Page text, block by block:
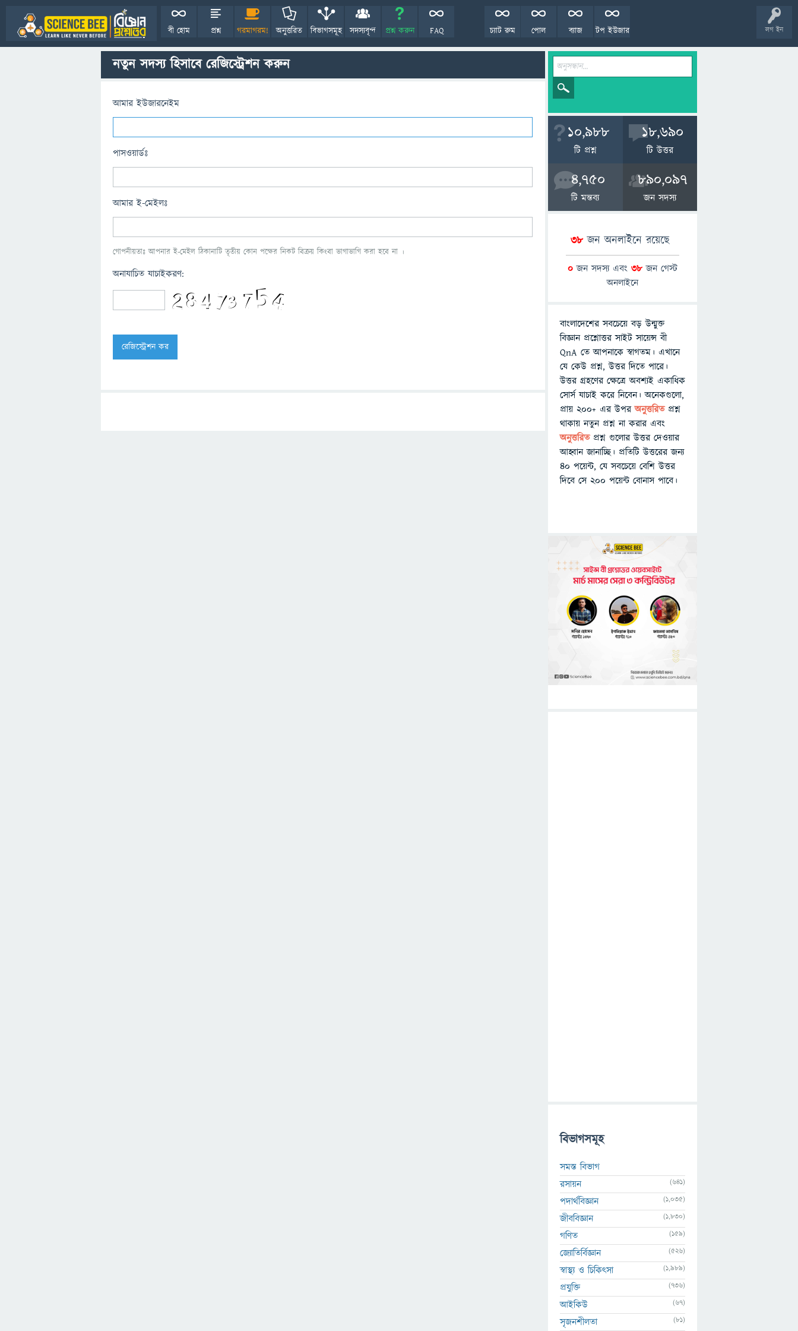
লগ ইন
বী হোম প্রশ্ন গরমাগরম! অনুত্তরিত বিভাগসমূহ সদস্যবৃন্দ প্রশ্ন করুন FAQ টপ ইউজার
ব্যাজ
পোল
চ্যাট রুম
নতুন সদস্য হিসাবে রেজিস্ট্রেশন করুন
আমার ইউজারনেইম
পাসওয়ার্ডঃ
আমার ই-মেইলঃ
গোপনীয়তাঃ আপনার ই-মেইল ঠিকানাটি তৃতীয় কোন পক্ষের নিকট বিক্রয় কিংবা ভাগাভাগি করা হবে না ।
অনাযাচিত যাচাইকরণ:
10,988
টি প্রশ্ন
18,690
টি উত্তর
4,750
টি মন্তব্য
890,097
জন সদস্য
38জন অনলাইনে রয়েছে
0 জন সদস্য এবং 38 জন গেস্ট
অনলাইনে
বাংলাদেশের সবচেয়ে বড় উন্মুক্ত
বিজ্ঞান প্রশ্নোত্তর সাইট সায়েন্স বী
QnA তে আপনাকে স্বাগতম। এখানে
যে কেউ প্রশ্ন, উত্তর দিতে পারে।
উত্তর গ্রহণের ক্ষেত্রে অবশ্যই একাধিক
সোর্স যাচাই করে নিবেন। অনেকগুলো,
প্রায় ২০০+ এর উপরঅনুত্তরিতপ্রশ্ন
থাকায় নতুন প্রশ্ন না করার এবং
অনুত্তরিত প্রশ্ন গুলোর উত্তর দেওয়ার
আহ্বান জানাচ্ছি। প্রতিটি উত্তরের জন্য
৪০ পয়েন্ট, যে সবচেয়ে বেশি উত্তর
দিবে সে ২০০ পয়েন্ট বোনাস পাবে।
বিভাগসমূহ
সমস্ত বিভাগ
রসায়ন
(641)
পদার্থবিজ্ঞান (1,035)
জীববিজ্ঞান (1,830)
গণিত (159)
জ্যোতির্বিজ্ঞান (526)
স্বাস্থ্য ও চিকিৎসা (1,989)
প্রযুক্তি (736)
আইকিউ (67)
সৃজনশীলতা (81)